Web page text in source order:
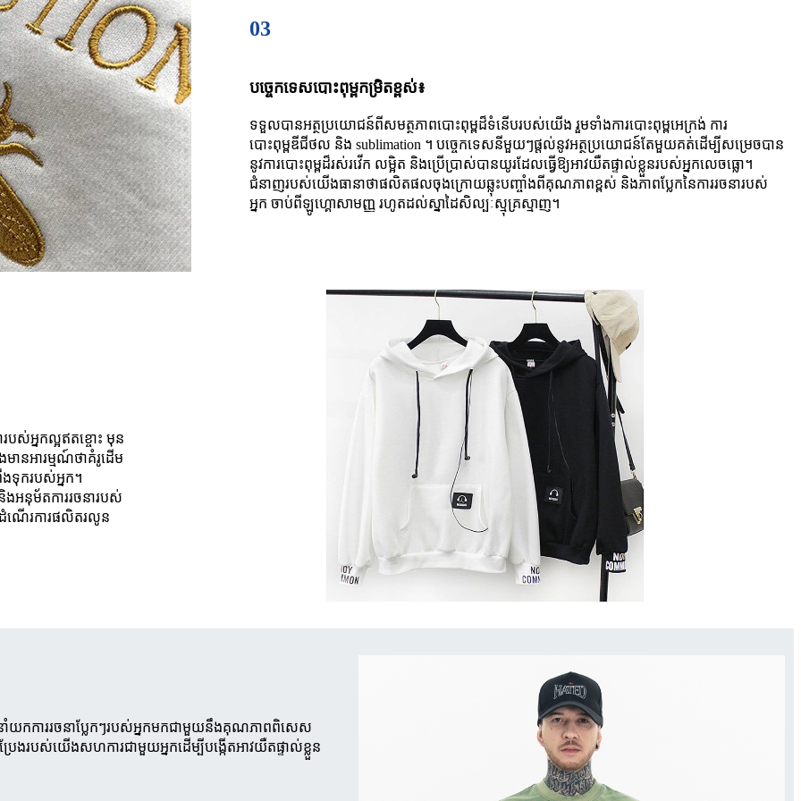
03
បច្ចេកទេសបោះពុម្ពកម្រិតខ្ពស់៖
ទទួលបានអត្ថប្រយោជន៍ពីសមត្ថភាពបោះពុម្ពដ៏ទំនើបរបស់យើង រួមទាំងការបោះពុម្ពអេក្រង់ ការ
បោះពុម្ពឌីជីថល និង sublimation ។ បច្ចេកទេសនីមួយៗផ្តល់នូវអត្ថប្រយោជន៍តែមួយគត់ដើម្បីសម្រេចបាន
នូវការបោះពុម្ពដ៏រស់រវើក លម្អិត និងប្រើប្រាស់បានយូរដែលធ្វើឱ្យអាវយឺតផ្ទាល់ខ្លួនរបស់អ្នកលេចធ្លោ។
ជំនាញរបស់យើងធានាថាផលិតផលចុងក្រោយឆ្លុះបញ្ចាំងពីគុណភាពខ្ពស់ និងភាពប្លែកនៃការរចនារបស់
អ្នក ចាប់ពីឡូហ្គោសាមញ្ញ រហូតដល់ស្នាដៃសិល្បៈស្មុគ្រស្មាញ។
របស់អ្នកល្អឥតខ្ចោះ មុន
ានអារម្មណ៍ថាគំរូដើម
ងទុករបស់អ្នក។
អនុម័តការរចនារបស់
ណើរការផលិតរលូន
នាំយកការរចនាប្លែកៗរបស់អ្នកមកជាមួយនឹងគុណភាពពិសេស
ងរបស់យើងសហការជាមួយអ្នកដើម្បីបង្កើតអាវយឺតផ្ទាល់ខ្លួន